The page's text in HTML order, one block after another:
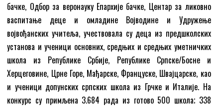
бачке, Одбор за веронауку Епархије бачке, Центар за ликовно
васпитање деце и омладине Војводине и Удружење
војвођанских учитеља, учествовала су деца из предшколских
установа и ученици основних, средњих и средњих уметничких
школа из Републике Србије, Републике Српске/Босне и
Херцеговине, Црне Горе, Мађарске, Француске, Швајцарске, као
и ученици допунских српских школа из Грчке и Италије. На
конкурс су примљена 3.684 рада из готово 500 школа; 338